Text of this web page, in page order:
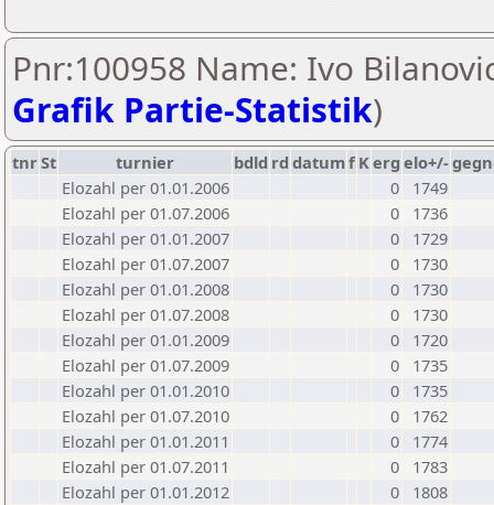
Pnr:100958 Name: Ivo
Grafik Partie-Statistik)
tnrSt turnier bdld rd datumf Kerg elo+/-
Elozahl per 01.01.2006
0
1749
Elozahl per 01.07.2006
0
1736
Elozahl per 01.01.2007
0
1729
Elozahl per 01.07.2007
0
1730
Elozahl per 01.01.2008
0
1730
Elozahl per 01.07.2008
0
1730
Elozahl per 01.01.2009
0
1720
Elozahl per 01.07.2009
0
1735
Elozahl per 01.01.2010
0
1735
Elozahl per 01.07.2010
0
1762
Elozahl per 01.01.2011
0
1774
Elozahl per 01.07.2011
0
1783
Elozahl per 01.01.2012
0
1808